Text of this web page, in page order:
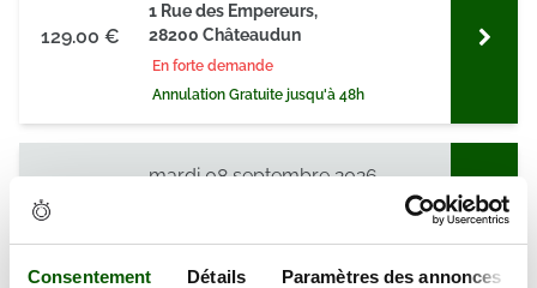
Consentement Détails Paramètres des annonces
129.00 €
1 Rue des Empereurs,
28200 Châteaudun
En forte demande
Annulation Gratuite jusqu'à 48h
126.00 €
mardi 08 septembre 2026